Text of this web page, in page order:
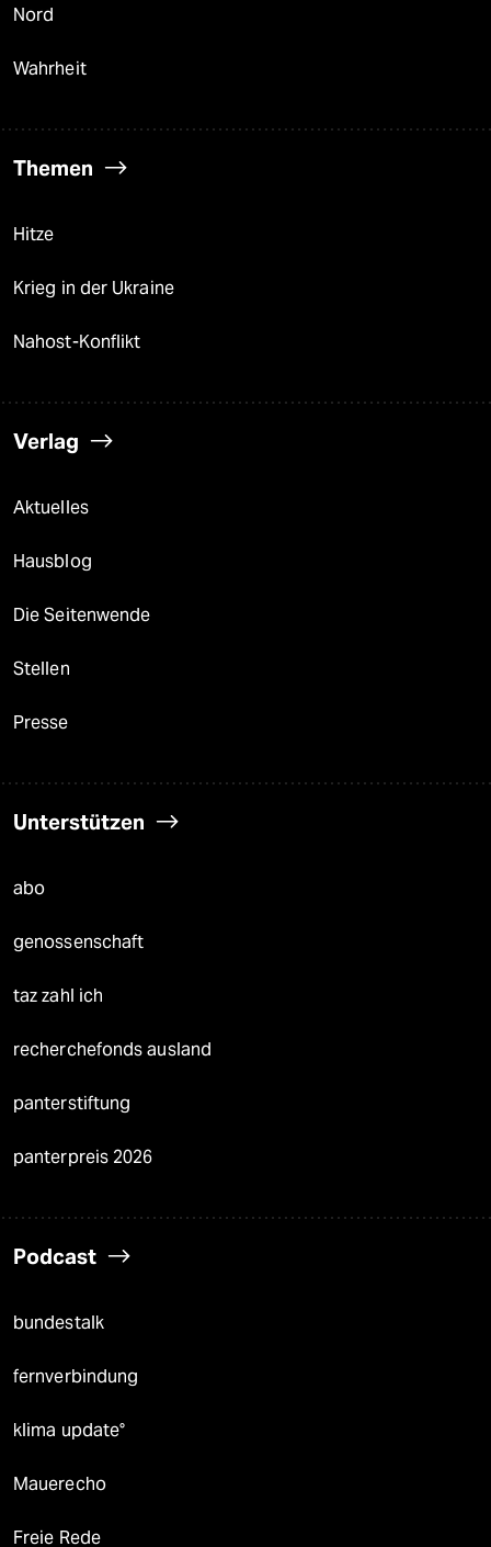
Nord
Wahrheit
Themen
Hitze
Krieg in der Ukraine
Nahost-Konflikt
Verlag
Aktuelles
Hausblog
Die Seitenwende
Stellen
Presse
Unterstützen
abo
genossenschaft
taz zahl ich
recherchefonds ausland
panterstiftung
panterpreis 2026
Podcast
bundestalk
fernverbindung
klima update°
Mauerecho
Freie Rede